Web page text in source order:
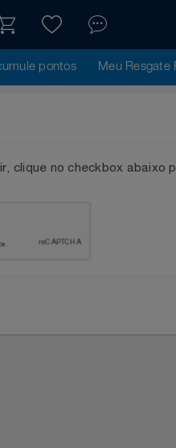
Acumule pontos Meu
clique no checkbox